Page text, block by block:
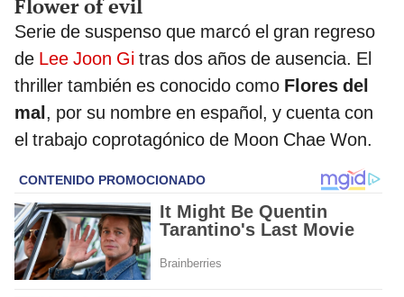
Flower of evil
Serie de suspenso que marcó el gran regreso
de Lee Joon Gi tras dos años de ausencia. El
thriller también es conocido como Flores del
mal, por su nombre en español, y cuenta con
el trabajo coprotagónico de Moon Chae Won.